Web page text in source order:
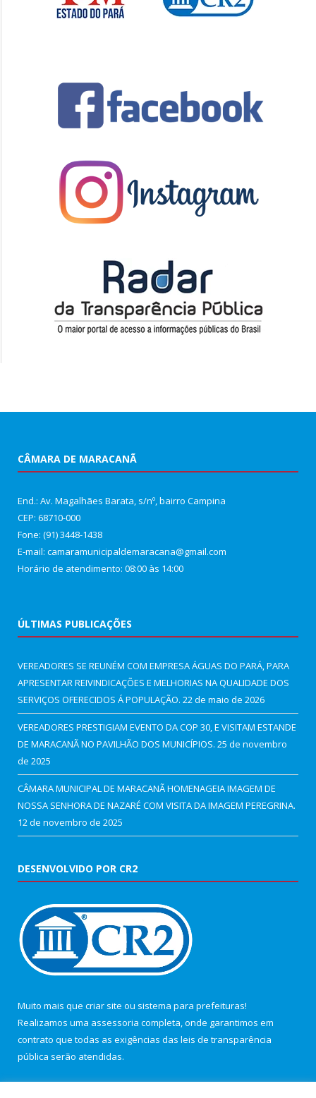
CÂMARA DE MARACANÃ
End.: Av. Magalhães Barata, s/nº, bairro Campina
CEP: 68710-000
Fone: (91) 3448-1438
E-mail: camaramunicipaldemaracana@gmail.com
Horário de atendimento: 08:00 às 14:00
ÚLTIMAS PUBLICAÇÕES
VEREADORES SE REUNÉM COM EMPRESA ÁGUAS DO PARÁ, PARA
APRESENTAR REIVINDICAÇÕES E MELHORIAS NA QUALIDADE DOS
SERVIÇOS OFERECIDOS Á POPULAÇÃO. 22 de maio de 2026
VEREADORES PRESTIGIAM EVENTO DA COP 30, E VISITAM ESTANDE
DE MARACANÃ NO PAVILHÃO DOS MUNICÍPIOS. 25 de novembro
de 2025
CÂMARA MUNICIPAL DE MARACANÃ HOMENAGEIA IMAGEM DE
NOSSA SENHORA DE NAZARÉ COM VISITA DA IMAGEM PEREGRINA.
12 de novembro de 2025
DESENVOLVIDO POR CR2
Muito mais que criar site ou sistema para prefeituras!
Realizamos uma assessoria completa, onde garantimos em
contrato que todas as exigências das leis de transparência
pública serão atendidas.